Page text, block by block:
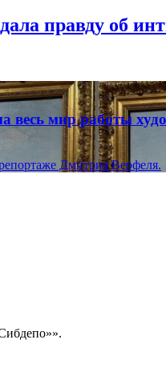
правду об
весь мир работы
Дмитрия Верфеля.